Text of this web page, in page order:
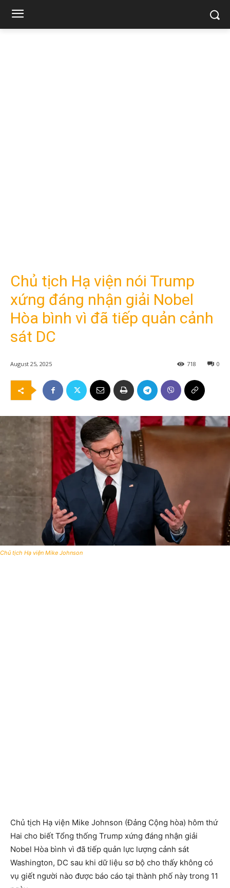
Chủ tịch Hạ viện nói Trump
xứng đáng nhận giải Nobel
Hòa bình vì đã tiếp quản cảnh
sát DC
August 25, 2025 0
718
Chủ tịch Hạ viện Mike Johnson
Chủ tịch Hạ viện Mike Johnson (Đảng Cộng hòa) hôm thứ
Hai cho biết Tổng thống Trump xứng đáng nhận giải
Nobel Hòa bình vì đã tiếp quản lực lượng cảnh sát
Washington, DC sau khi dữ liệu sơ bộ cho thấy không có
vụ giết người nào được báo cáo tại thành phố này trong 11